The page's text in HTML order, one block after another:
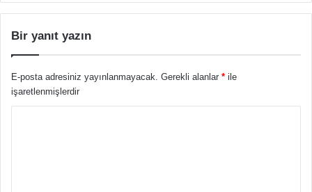
Bir yanıt yazın
E-posta adresiniz yayınlanmayacak. Gerekli alanlar * ile
işaretlenmişlerdir